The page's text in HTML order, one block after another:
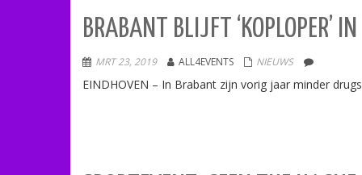
BRABANT BLIJFT ‘KOPLOPER’
MRT 23, 2019 ALL4EVENTS NIEUWS
EINDHOVEN – In Brabant zijn vorig jaar minder